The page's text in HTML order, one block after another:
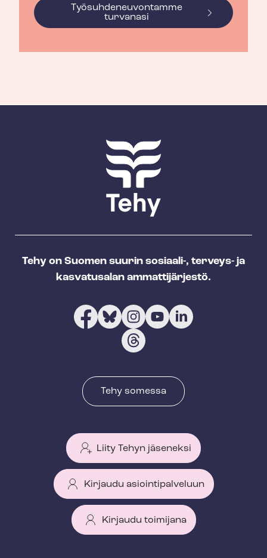
Työ­suh­de­neu­von­tam­me
turvanasi
Tehy on Suomen suurin sosiaali-, terveys- ja
kasvatusalan ammattijärjestö.
Tehy somessa
Liity Tehyn jäseneksi
Kirjaudu asiointipalveluun
Kirjaudu toimijana